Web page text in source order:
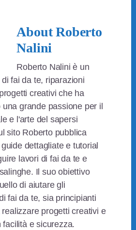
AboutRoberto
Nalini
Roberto Nalini è un
fai da te, riparazioni
creativi che ha
grande passione per il
e l'arte del sapersi
sito Roberto pubblica
dettagliate e tutorial
lavori di fai da te e
Il suo obiettivo
di aiutare gli
fai da te, sia principianti
progetti creativi e
facilità e sicurezza.